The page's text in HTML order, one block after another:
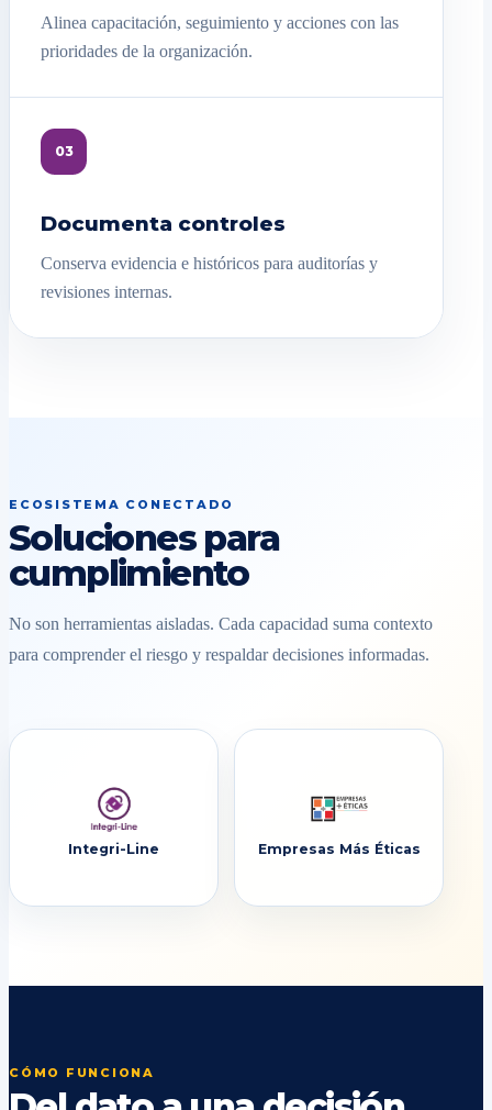
Alinea capacitación, seguimiento y acciones con las
prioridades de la organización.
03
Documenta controles
Conserva evidencia e históricos para auditorías y
revisiones internas.
ECOSISTEMA CONECTADO
Soluciones para
cumplimiento
No son herramientas aisladas. Cada capacidad suma contexto
para comprender el riesgo y respaldar decisiones informadas.
Integri-Line Empresas Más Éticas
CÓMO FUNCIONA